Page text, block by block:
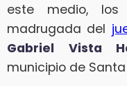
este medio,
madrugada del
Gabriel Vista
municipio de